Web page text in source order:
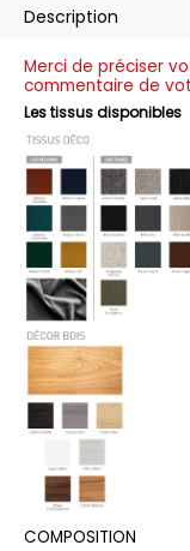
Description
Merci de préciser
commentaire de
Les tissus disponibles
COMPOSITION